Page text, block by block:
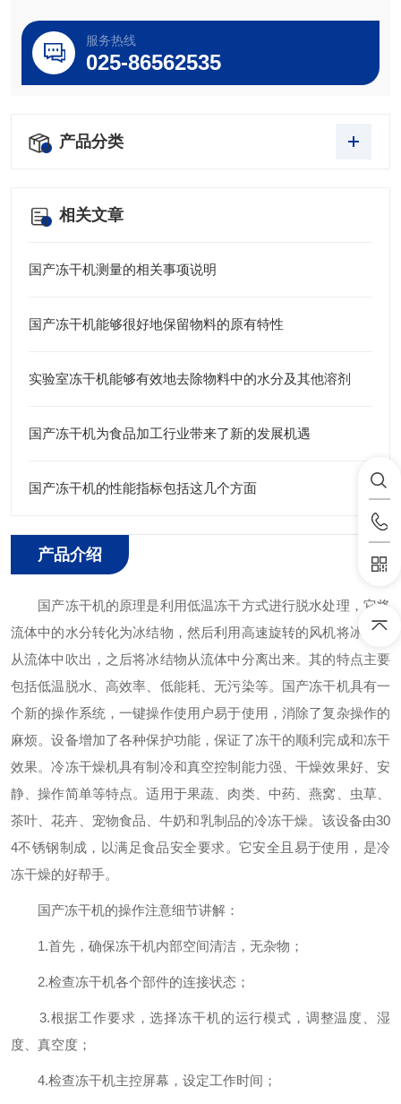
服务热线
025-86562535
产品分类
相关文章
国产冻干机测量的相关事项说明
国产冻干机能够很好地保留物料的原有特性
实验室冻干机能够有效地去除物料中的水分及其他溶剂
国产冻干机为食品加工行业带来了新的发展机遇
国产冻干机的性能指标包括这几个方面
产品介绍
国产冻干机的原理是利用低温冻干方式进行脱水处理，它将
流体中的水分转化为冰结物，然后利用高速旋转的风机将冰结物
从流体中吹出，之后将冰结物从流体中分离出来。其的特点主要
包括低温脱水、高效率、低能耗、无污染等。国产冻干机具有一
个新的操作系统，一键操作使用户易于使用，消除了复杂操作的
麻烦。设备增加了各种保护功能，保证了冻干的顺利完成和冻干
效果。冷冻干燥机具有制冷和真空控制能力强、干燥效果好、安
静、操作简单等特点。适用于果蔬、肉类、中药、燕窝、虫草、
茶叶、花卉、宠物食品、牛奶和乳制品的冷冻干燥。该设备由30
4不锈钢制成，以满足食品安全要求。它安全且易于使用，是冷
冻干燥的好帮手。
国产冻干机的操作注意细节讲解：
1.首先，确保冻干机内部空间清洁，无杂物；
2.检查冻干机各个部件的连接状态；
3.根据工作要求，选择冻干机的运行模式，调整温度、湿
度、真空度；
4.检查冻干机主控屏幕，设定工作时间；